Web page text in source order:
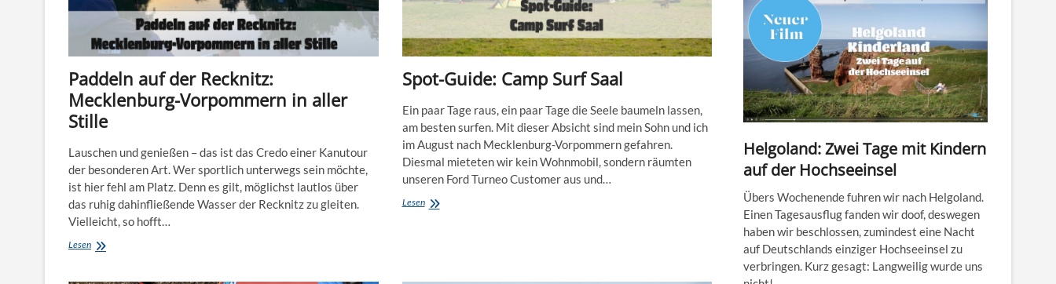
Paddeln auf der Recknitz:
Mecklenburg-Vorpommern in aller
Stille
Lauschen und genießen – das ist das Credo einer Kanutour
der besonderen Art. Wer sportlich unterwegs sein möchte,
ist hier fehl am Platz. Denn es gilt, möglichst lautlos über
das ruhig dahinfließende Wasser der Recknitz zu gleiten.
Vielleicht, so hofft…
LesenPaddeln
Spot-Guide: Camp Surf Saal
Ein paar Tage raus, ein paar Tage die Seele baumeln lassen,
am besten surfen. Mit dieser Absicht sind mein Sohn und ich
im August nach Mecklenburg-Vorpommern gefahren.
Diesmal mieteten wir kein Wohnmobil, sondern räumten
unseren Ford Turneo Customer aus und…
LesenSpot-
Helgoland: Zwei Tage mit Kindern
auf der Hochseeinsel
Übers Wochenende fuhren wir nach Helgoland.
Einen Tagesausflug fanden wir doof, deswegen
haben wir beschlossen, zumindest eine Nacht
auf Deutschlands einziger Hochseeinsel zu
verbringen. Kurz gesagt: Langweilig wurde uns